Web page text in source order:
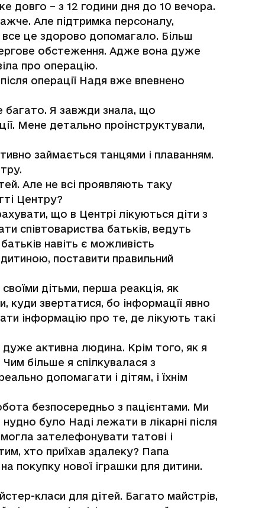
довго – з 12 години дня до 10 вечора.
Але підтримка персоналу,
все це здорово допомагало. Більш
обстеження. Адже вона дуже
про операцію.
операції Надя вже впевнено
багато. Я завжди знала, що
Мене детально проінструктували,
займається танцями і плаванням.
Але не всі проявляють таку
Центру?
що в Центрі лікуються діти з
співтовариства батьків, ведуть
навіть є можливість
поставити правильний
дітьми, перша реакція, як
куди звертатися, бо інформації явно
інформацію про те, де лікують такі
активна людина. Крім того, як я
більше я спілкувалася з
допомагати і дітям, і їхнім
безпосередньо з пацієнтами. Ми
було Наді лежати в лікарні після
зателефонувати татові і
хто приїхав здалеку? Папа
покупку нової іграшки для дитини.
класи для дітей. Багато майстрів,